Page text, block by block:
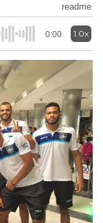
readme
0:00 1.0x